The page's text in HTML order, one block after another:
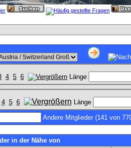
4 5 6 Länge
4 5 6 Länge
Andere Mitglieder (141 von
in der Nähe von